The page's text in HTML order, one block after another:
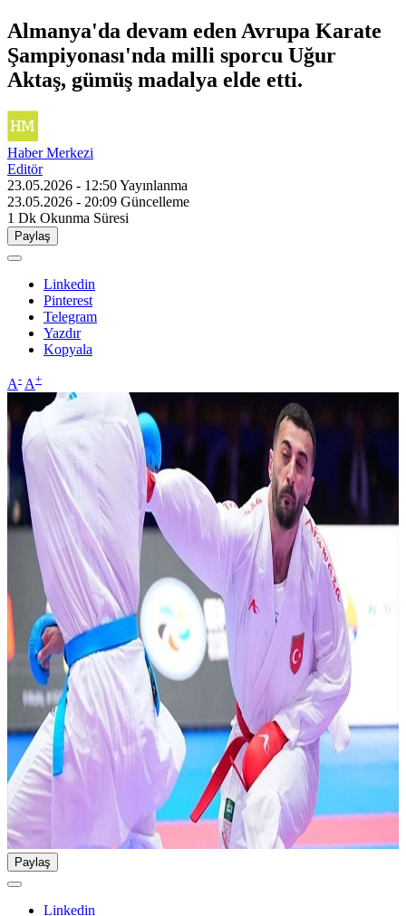
Almanya'da devam eden Avrupa Karate
Şampiyonası'nda milli sporcu Uğur
Aktaş, gümüş madalya elde etti.
Haber Merkezi
Editör
23.05.2026 - 12:50Yayınlanma
23.05.2026 - 20:09 Güncelleme
1 Dk Okunma Süresi
Paylaş
Linkedin
Pinterest
Telegram
Yazdır
Kopyala
A- A+
Paylaş
Linkedin